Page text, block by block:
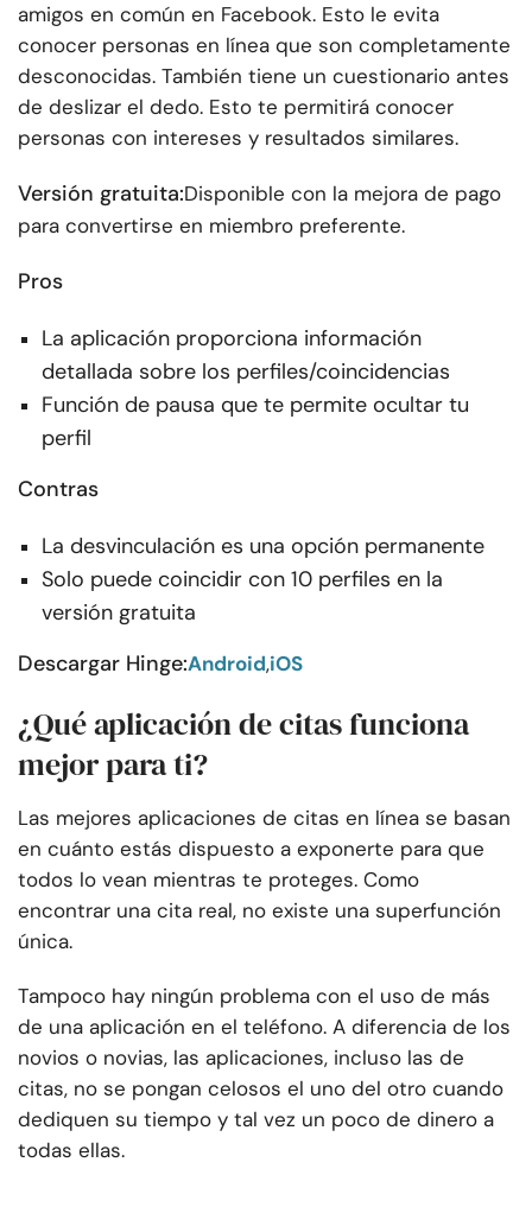
amigos en común en Facebook. Esto le evita
conocer personas en línea que son completamente
desconocidas. También tiene un cuestionario antes
de deslizar el dedo. Esto te permitirá conocer
personas con intereses y resultados similares.
Versión gratuita:Disponible con la mejora de pago
para convertirse en miembro preferente.
Pros
La aplicación proporciona información
detallada sobre los perfiles/coincidencias
Función de pausa que te permite ocultar tu
perfil
Contras
La desvinculación es una opción permanente
Solo puede coincidir con 10 perfiles en la
versión gratuita
Descargar Hinge:Android,iOS
¿Qué aplicación de citas funciona
mejor para ti?
Las mejores aplicaciones de citas en línea se basan
en cuánto estás dispuesto a exponerte para que
todos lo vean mientras te proteges. Como
encontrar una cita real, no existe una superfunción
única.
Tampoco hay ningún problema con el uso de más
de una aplicación en el teléfono. A diferencia de los
novios o novias, las aplicaciones, incluso las de
citas, no se pongan celosos el uno del otro cuando
dediquen su tiempo y tal vez un poco de dinero a
todas ellas.